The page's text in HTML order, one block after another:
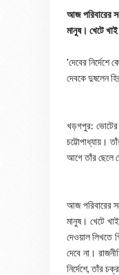
আজ পরিবারের
মানুষ। খেটে
'দেবের নির্দেশে
দেবকে দুষলেন
খড়গপুর: ভোটের
চট্টোপাধ্যায়।
আগে তাঁর ছেলে
আজ পরিবারের
মানুষ। খেটে
দেওয়াল লিখতে
দেবে না।
নির্দেশে, তাঁর